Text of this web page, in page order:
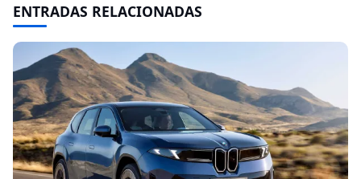
ENTRADAS RELACIONADAS